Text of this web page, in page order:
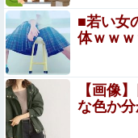
英国人「安心感が違
ュー！圧巻3連続ブロ
外の反応】
会社「辞めたいなら
る」→結果ｗｗｗｗｗ
スマホゲー業界、終
ース「数億円かけても
■若い女
体ｗｗ
【画像
な色か